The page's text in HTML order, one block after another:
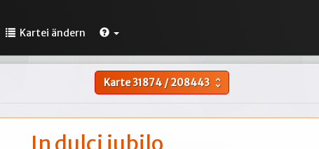
Kartei ändern
Karte31874/208443 unfold_more
In dulci jubilo